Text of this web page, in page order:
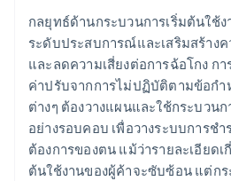
กลยุทธ์ด้านกระบวนการเริ่มต้นใช้
ระดับประสบการณ์และเสริมสร้างค
และลดความเสี่ยงต่อการฉ้อโกง ก
ค่าปรับจากการไม่ปฏิบัติตามข้อก
ต่างๆ ต้องวางแผนและใช้กระบวน
อย่างรอบคอบ เพื่อวางระบบการชำ
ต้องการของตน แม้ว่ารายละเอียดเ
ต้นใช้งานของผู้ค้าจะซับซ้อน แต่ก